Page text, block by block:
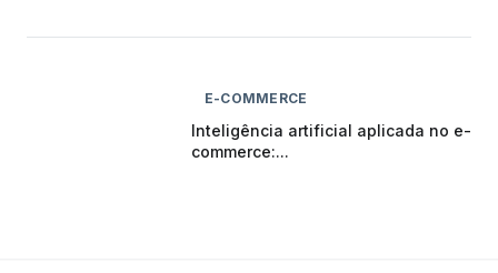
E-COMMERCE
Inteligência artificial aplicada no e-
commerce:...